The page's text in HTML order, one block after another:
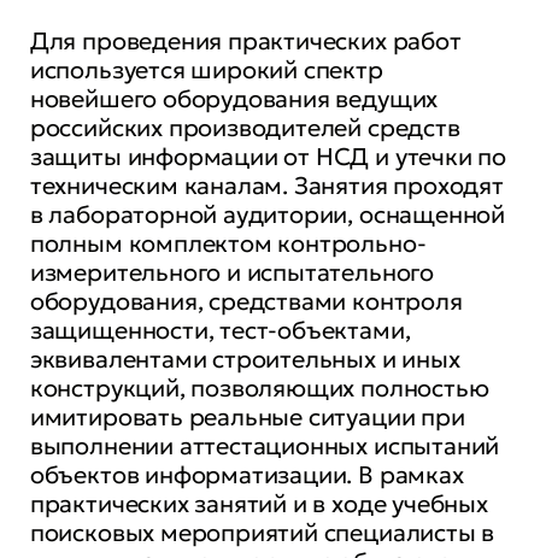
Для проведения практических работ
используется широкий спектр
новейшего оборудования ведущих
российских производителей средств
защиты информации от НСД и утечки по
техническим каналам. Занятия проходят
в лабораторной аудитории, оснащенной
полным комплектом контрольно-
измерительного и испытательного
оборудования, средствами контроля
защищенности, тест-объектами,
эквивалентами строительных и иных
конструкций, позволяющих полностью
имитировать реальные ситуации при
выполнении аттестационных испытаний
объектов информатизации. В рамках
практических занятий и в ходе учебных
поисковых мероприятий специалисты в